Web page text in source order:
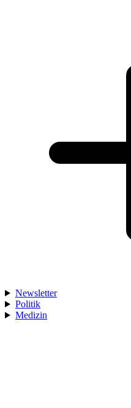
Newsletter
Politik
Medizin